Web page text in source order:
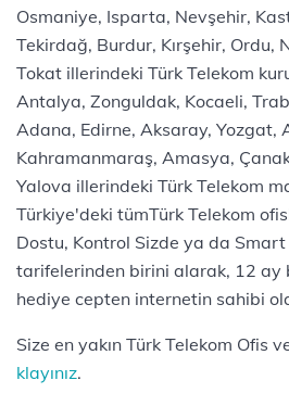
Osmaniye, Isparta, Nevşehir,
Tekirdağ, Burdur, Kırşehir, Ordu,
Tokat illerindeki Türk Telekom
Antalya, Zonguldak, Kocaeli,
Adana, Edirne, Aksaray, Yozgat,
Kahramanmaraş, Amasya,
Yalova illerindeki Türk Telekom
Türkiye'deki tümTürk Telekom
Dostu, Kontrol Sizde ya da Smart
tarifelerinden birini alarak, 12 ay
hediye cepten internetin sahibi
Size en yakın Türk Telekom Ofis
klayınız.